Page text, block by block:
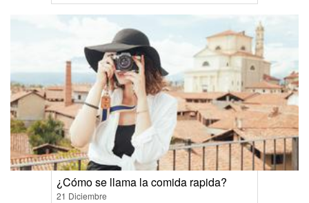
¿Cómo se llama la comida rapida?
21 Diciembre